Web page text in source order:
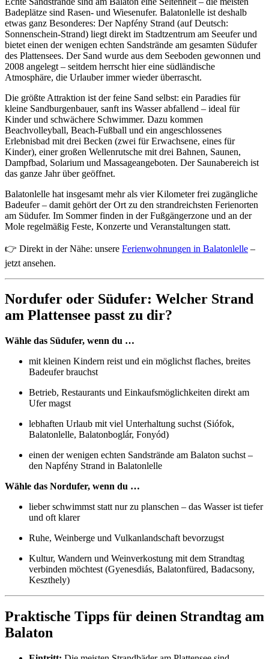
Badeplätze sind Rasen- und Wiesenufer. Balatonlelle ist deshalb
etwas ganz Besonderes: Der Napfény Strand (auf Deutsch:
Sonnenschein-Strand) liegt direkt im Stadtzentrum am Seeufer und
bietet einen der wenigen echten Sandstrände am gesamten Südufer
des Plattensees. Der Sand wurde aus dem Seeboden gewonnen und
2008 angelegt – seitdem herrscht hier eine südländische
Atmosphäre, die Urlauber immer wieder überrascht.
Die größte Attraktion ist der feine Sand selbst: ein Paradies für
kleine Sandburgenbauer, sanft ins Wasser abfallend – ideal für
Kinder und schwächere Schwimmer. Dazu kommen
Beachvolleyball, Beach-Fußball und ein angeschlossenes
Erlebnisbad mit drei Becken (zwei für Erwachsene, eines für
Kinder), einer großen Wellenrutsche mit drei Bahnen, Saunen,
Dampfbad, Solarium und Massageangeboten. Der Saunabereich ist
das ganze Jahr über geöffnet.
Balatonlelle hat insgesamt mehr als vier Kilometer frei zugängliche
Badeufer – damit gehört der Ort zu den strandreichsten Ferienorten
am Südufer. Im Sommer finden in der Fußgängerzone und an der
Mole regelmäßig Feste, Konzerte und Veranstaltungen statt.
👉 Direkt in der Nähe: unsere Ferienwohnungen in Balatonlelle –
jetzt ansehen.
Nordufer oder Südufer: Welcher Strand
am Plattensee passt zu dir?
Wähle das Südufer, wenn du …
mit kleinen Kindern reist und ein möglichst flaches, breites
Badeufer brauchst
Betrieb, Restaurants und Einkaufsmöglichkeiten direkt am
Ufer magst
lebhaften Urlaub mit viel Unterhaltung suchst (Siófok,
Balatonlelle, Balatonboglár, Fonyód)
einen der wenigen echten Sandstrände am Balaton suchst –
den Napfény Strand in Balatonlelle
Wähle das Nordufer, wenn du …
lieber schwimmst statt nur zu planschen – das Wasser ist tiefer
und oft klarer
Ruhe, Weinberge und Vulkanlandschaft bevorzugst
Kultur, Wandern und Weinverkostung mit dem Strandtag
verbinden möchtest (Gyenesdiás, Balatonfüred, Badacsony,
Keszthely)
Praktische Tipps für deinen Strandtag am
Balaton